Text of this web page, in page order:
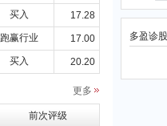
买入 17.28
跑赢行业 17.00
买入 20.20
更多
前次评级
多盈诊